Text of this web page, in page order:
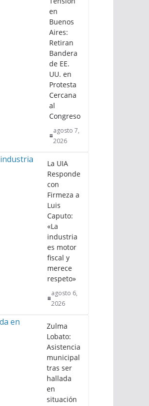
en
Buenos
Aires:
Retiran
Bandera
de EE.
UU. en
Protesta
Cercana
al
Congreso
agosto 7,
2026
La UIA
Responde
con
Firmeza a
Luis
Caputo:
«La
industria
es motor
fiscal y
merece
respeto»
agosto 6,
2026
Zulma
Lobato:
Asistencia
municipal
tras ser
hallada
en
situación